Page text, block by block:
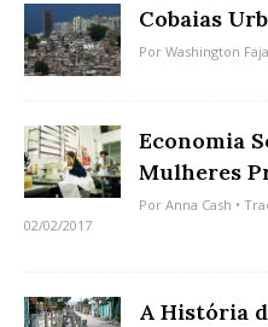
Cobaias
Por Washington
Economia
Mulheres
Por Anna Cash •
02/02/2017
A História